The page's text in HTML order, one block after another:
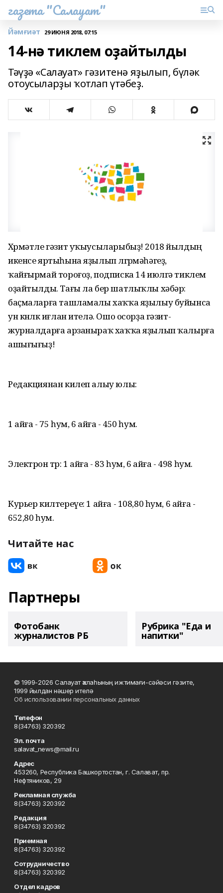
газета "Салауат"
Йәмғиәт 29 ИЮНЯ 2018, 07:15
14-нә тиклем оҙайтылды
Тәүҙә «Салауат» гәзитенә яҙылып, бүләк
отоусыларҙы ҡотлап үтәбеҙ.
Хөрмәтле гәзит уҡыусыларыбыҙ! 2018 йылдың
икенсе яртыһына яҙылып өлгөрмәһәгеҙ,
ҡайғырмай тороғоҙ, подписка 14 июлгә тиклем
оҙайтылды. Тағы ла бер шатлыҡлы хәбәр:
баҫмаларға ташламалы хаҡҡа яҙылыу буйынса
ун көнлөк иғлан ителә. Ошо осорҙа гәзит-
журналдарға арзаныраҡ хаҡҡа яҙылып ҡалырға
ашығығыҙ!
Редакциянан килеп алыу юлы:
1 айға - 75 һум, 6 айға - 450 һум.
Электрон төр: 1 айға - 83 һум, 6 айға - 498 һум.
Курьер килтереүе: 1 айға - 108,80 һум, 6 айға -
652,80 һум.
Читайте нас
Партнеры
Фотобанк
журналистов РБ
Рубрика "Еда и
напитки"
© 1999-2026 Салауат ҡалаһының ижтимағи-сәйәси гәзите,
1999 йылдан нәшер ителә
Об использовании персональных данных
Телефон
8(34763) 320392
Эл. почта
salavat_news@mail.ru
Адрес
453260, Республика Башкортостан, г. Салават, пр.
Нефтяников, 29
Рекламная служба
8(34763) 320392
Редакция
8(34763) 320392
Приемная
8(34763) 320392
Сотрудничество
8(34763) 320392
Отдел кадров